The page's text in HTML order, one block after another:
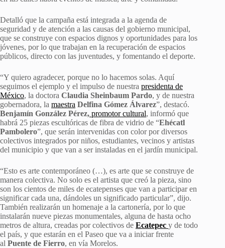
Detalló que la campaña está integrada a la agenda de
seguridad y de atención a las causas del gobierno municipal,
que se construye con espacios dignos y oportunidades para los
jóvenes, por lo que trabajan en la recuperación de espacios
públicos, directo con las juventudes, y fomentando el deporte.
“Y quiero agradecer, porque no lo hacemos solas. Aquí
seguimos el ejemplo y el impulso de nuestra presidenta de
México, la doctora Claudia Sheinbaum Pardo, y de nuestra
gobernadora, la maestra Delfina Gómez Álvarez”, destacó.
Benjamín González Pérez, promotor cultural, informó que
habrá 25 piezas escultóricas de fibra de vidrio de “Ehécatl
Pambolero”, que serán intervenidas con color por diversos
colectivos integrados por niños, estudiantes, vecinos y artistas
del municipio y que van a ser instaladas en el jardín municipal.
“Esto es arte contemporáneo (…), es arte que se construye de
manera colectiva. No solo es el artista que creó la pieza, sino
son los cientos de miles de ecatepenses que van a participar en
significar cada una, dándoles un significado particular”, dijo.
También realizarán un homenaje a la cartonería, por lo que
instalarán nueve piezas monumentales, alguna de hasta ocho
metros de altura, creadas por colectivos de Ecatepec y de todo
el país, y que estarán en el Paseo que va a iniciar frente
al Puente de Fierro, en vía Morelos.